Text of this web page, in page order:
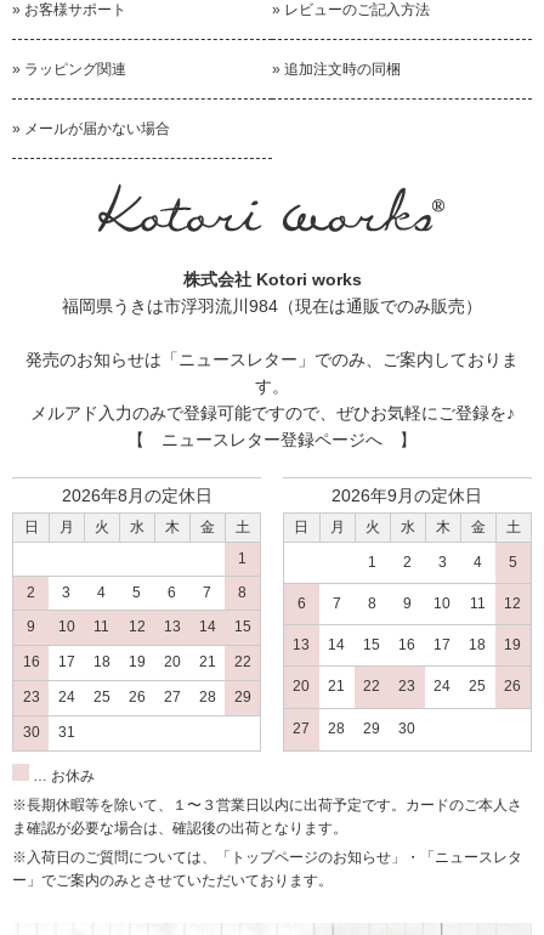
» お客様サポート » レビューのご記入方法
» ラッピング関連 » 追加注文時の同梱
» メールが届かない場合
株式会社 Kotori works
福岡県うきは市浮羽流川984（現在は通販でのみ販売）
発売のお知らせは 「ニュースレター」 でのみ、ご案内しておりま
す。
メルアド入力のみで登録可能ですので、ぜひお気軽にご登録を♪
【 ニュースレター登録ページへ 】
2026年8月の定休日
日 月 火 水 木 金
土
1
2
3 4 5 6 7
8
9
10 11 12 13 14 15
16 17 18 19 20 21 22
23 24 25 26 27 28 29
30 31
2026年9月の定休日
日 月 火 水 木 金 土
1 2 3 4 5
6 7 8 9 10 11 12
13 14 15 16 17 18 19
20 21 22 23 24 25 26
27 28 29 30
… お休み
※長期休暇等を除いて、１〜３営業日以内に出荷予定です。カードのご本人さ
ま確認が必要な場合は、確認後の出荷となります。
※入荷日のご質問については、「トップページのお知らせ」・「ニュースレタ
ー」でご案内のみとさせていただいております。